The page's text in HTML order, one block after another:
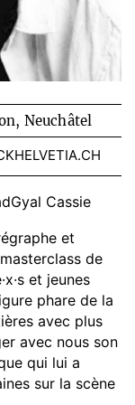
Neuchâtel
Cassie
et
de
et jeunes
phare de la
avec plus
avec nous son
qui lui a
sur la scène